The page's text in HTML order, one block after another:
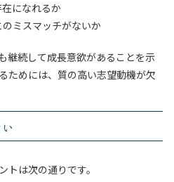
になれるか
ミスマッチがないか
継続して成長意欲があることを示
ためには、質の高い志望動機が欠
は次の通りです。